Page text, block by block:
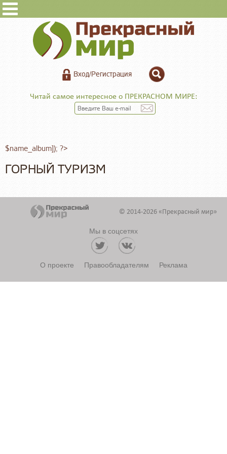
Вход/Регистрация
Читай самое интересное о ПРЕКРАСНОМ МИРЕ:
$name_album]); ?>
ГОРНЫЙ ТУРИЗМ
© 2014-2026 «Прекрасный мир»
Мы в соцсетях
О проекте Правообладателям Реклама